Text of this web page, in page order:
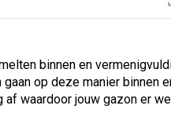
binnen en
op deze manier binnen
waardoor jouw gazon er